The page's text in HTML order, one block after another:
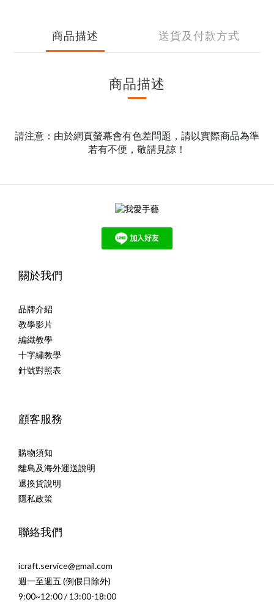
商品描述 送貨及付款方式
商品描述
請注意：由於網頁螢幕會有色差問題，請以實際商品為準
若有不便，敬請見諒！
關於我們
品牌介紹
教學影片
編織教學
十字繡教學
針號對照表
顧客服務
購物須知
離島及海外運送說明
退換貨說明
隱私政策
聯絡我們
icraft.service@gmail.com
週一至週五 (例假日除外)
9:00~12:00 / 13:00-18:00